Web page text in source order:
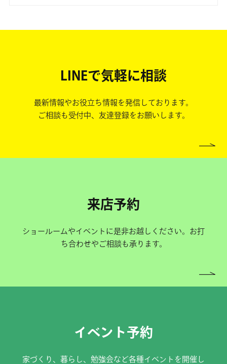
LINEで気軽に相談
最新情報やお役立ち情報を発信しております。
ご相談も受付中、友達登録をお願いします。
来店予約
ショールームやイベントに是非お越しください。お打
ち合わせやご相談も承ります。
イベント予約
家づくり、暮らし、勉強会など各種イベントを開催し